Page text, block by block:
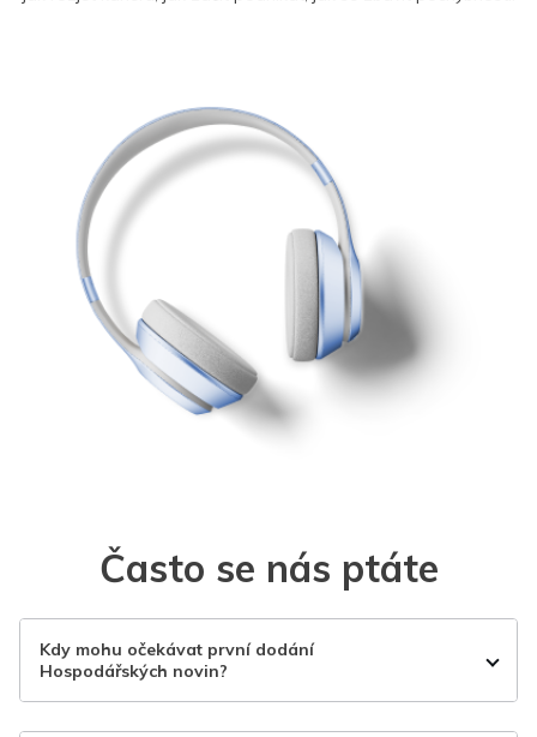
Často se nás ptáte
Kdy mohu očekávat první dodání
Hospodářských novin?